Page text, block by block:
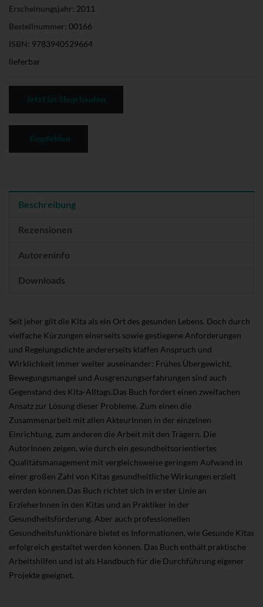
Erscheinungsjahr: 2011
Bestellnummer: 00166
ISBN: 9783940529664
lieferbar
Beschreibung
Rezensionen
Autoreninfo
Downloads
Seit jeher gilt die Kita als ein Ort des gesunden Lebens. Doch durch
vielfache Kürzungen einerseits sowie gestiegene Anforderungen
und Regelungsdichte andererseits klaffen Anspruch und
Wirklichkeit immer weiter auseinander: Frühes Übergewicht,
Bewegungsmangel und Ausgrenzungserfahrungen sind auch
Gegenstand des Kita-Alltags.Das Buch fordert einen zweifachen
Ansatz zur Lösung dieser Probleme. Zum einen die
Zusammenarbeit mit allen AkteurInnen in der einzelnen
Einrichtung, zum anderen die Arbeit mit den Trägern. Die
AutorInnen zeigen, wie durch ein gesundheitsorientiertes
Qualitätsmanagement mit vergleichsweise geringem Aufwand in
einer großen Zahl von Kitas gesundheitliche Wirkungen erzielt
werden können.Das Buch richtet sich in erster Linie an
ErzieherInnen in den Kitas und an Praktiker in der
Gesundheitsförderung. Aber auch professionellen
Gesundheitsfunktionäre bietet es Informationen, wie Gesunde Kitas
erfolgreich gestaltet werden können. Das Buch enthält praktische
Arbeitshilfen und ist als Handbuch für die Durchführung eigener
Projekte geeignet.